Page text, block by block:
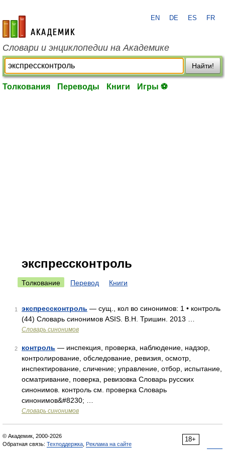
academic.ru
EN DE ES FR
Словари и энциклопедии на Академике
Найти!
Толкования Переводы Книги Игры ⚽
экспрессконтроль
Толкование Перевод Книги
1 экспрессконтроль — сущ., кол во синонимов: 1 • контроль
(44) Словарь синонимов ASIS. В.Н. Тришин. 2013 …
Словарь синонимов
2 контроль — инспекция, проверка, наблюдение, надзор,
контролирование, обследование, ревизия, осмотр,
инспектирование, сличение; управление, отбор, испытание,
осматривание, поверка, ревизовка Словарь русских
синонимов. контроль см. проверка Словарь
синонимов&#8230; …
Словарь синонимов
18+
© Академик, 2000-2026
Обратная связь: Техподдержка Реклама на сайте